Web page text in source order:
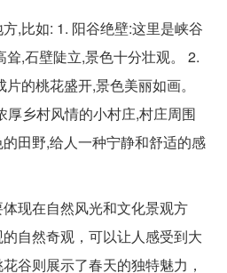
,比如: 1. 阳谷绝壁:这里是峡谷
耸,石壁陡立,景色十分壮观。 2.
的桃花盛开,景色美丽如画。
厚乡村风情的小村庄,村庄周围
田野,给人一种宁静和舒适的感
现在自然风光和文化景观方
自然奇观，可以让人感受到大
谷则展示了春天的独特魅力，